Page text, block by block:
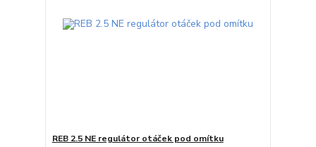
REB 2.5 NE regulátor otáček pod omítku